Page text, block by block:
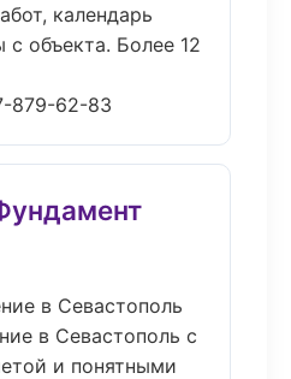
календарь
с объекта. Более 12
879-62-83
в Севастополь
в Севастополь с
и понятными